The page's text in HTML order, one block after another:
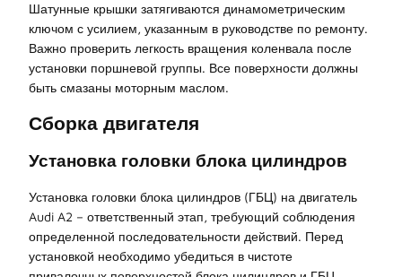
Шатунные крышки затягиваются динамометрическим
ключом с усилием, указанным в руководстве по ремонту.
Важно проверить легкость вращения коленвала после
установки поршневой группы. Все поверхности должны
быть смазаны моторным маслом.
Сборка двигателя
Установка головки блока цилиндров
Установка головки блока цилиндров (ГБЦ) на двигатель
Audi A2 – ответственный этап, требующий соблюдения
определенной последовательности действий. Перед
установкой необходимо убедиться в чистоте